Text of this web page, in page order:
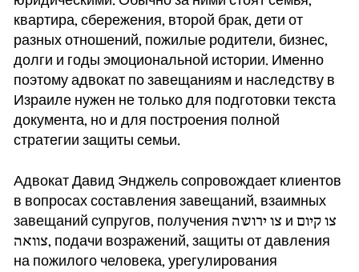
квартира, сбережения, второй брак, дети от
разных отношений, пожилые родители, бизнес,
долги и годы эмоциональной истории. Именно
поэтому адвокат по завещаниям и наследству в
Израиле нужен не только для подготовки текста
документа, но и для построения полной
стратегии защиты семьи.
Адвокат Давид Энджель сопровождает клиентов
в вопросах составления завещаний, взаимных
завещаний супругов, получения צו ירושה и צו קיום
צוואה, подачи возражений, защиты от давления
на пожилого человека, урегулирования